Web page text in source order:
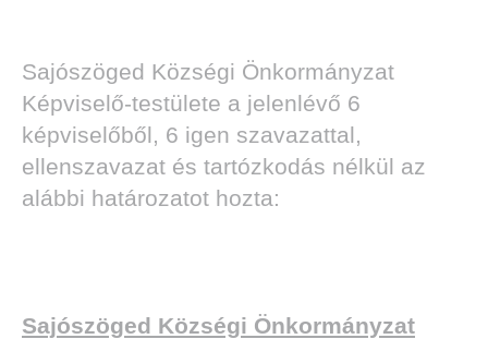
Sajószöged Községi Önkormányzat
Képviselő-testülete a jelenlévő 6
képviselőből, 6 igen szavazattal,
ellenszavazat és tartózkodás nélkül az
alábbi határozatot hozta:
Sajószöged Községi Önkormányzat